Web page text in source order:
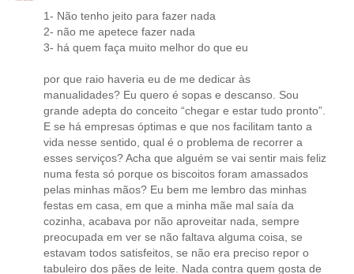
1- Não tenho jeito para fazer nada
2- não me apetece fazer nada
3- há quem faça muito melhor do que eu
por que raio haveria eu de me dedicar às
manualidades? Eu quero é sopas e descanso. Sou
grande adepta do conceito “chegar e estar tudo pronto”.
E se há empresas óptimas e que nos facilitam tanto a
vida nesse sentido, qual é o problema de recorrer a
esses serviços? Acha que alguém se vai sentir mais feliz
numa festa só porque os biscoitos foram amassados
pelas minhas mãos? Eu bem me lembro das minhas
festas em casa, em que a minha mãe mal saía da
cozinha, acabava por não aproveitar nada, sempre
preocupada em ver se não faltava alguma coisa, se
estavam todos satisfeitos, se não era preciso repor o
tabuleiro dos pães de leite. Nada contra quem gosta de